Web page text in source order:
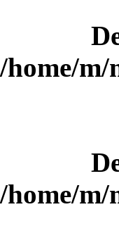
/home/m/
/home/m/